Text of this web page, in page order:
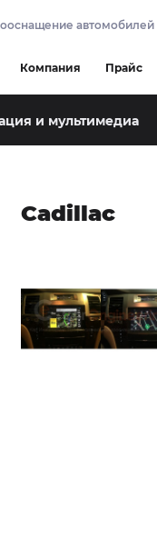
автомобилей
Компания Прайс
и мультимедиа
Cadillac